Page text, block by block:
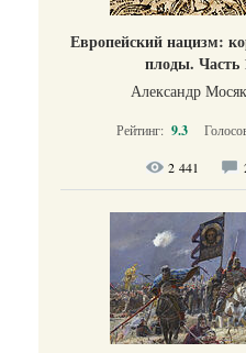
Европейский нацизм:
плоды. Часть
Александр
Рейтинг: 9.3
2 441